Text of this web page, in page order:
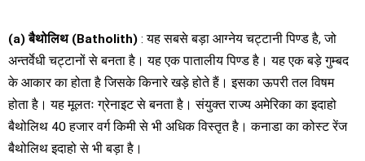
(a)बैथोलिथ (Batholith) : यह सबसे बड़ा आग्नेय चट्टानी पिण्ड है, जो
अन्तर्वेधी चट्टानों से बनता है। यह एक पातालीय पिण्ड है। यह एक बड़े गुम्बद
के आकार का होता है जिसके किनारे खड़े होते हैं। इसका ऊपरी तल विषम
होता है। यह मूलतः ग्रेनाइट से बनता है। संयुक्त राज्य अमेरिका का इदाहो
बैथोलिथ 40 हजार वर्ग किमी से भी अधिक विस्तृत है। कनाडा का कोस्ट रेंज
बैथोलिथ इदाहो से भी बड़ा है।